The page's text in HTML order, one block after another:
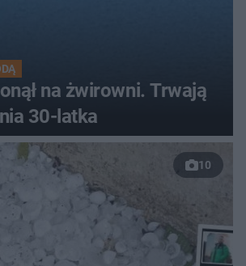
na żwirowni. Trwają
30-latka
10